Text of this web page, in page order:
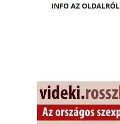
INFO AZ OLDALRÓL